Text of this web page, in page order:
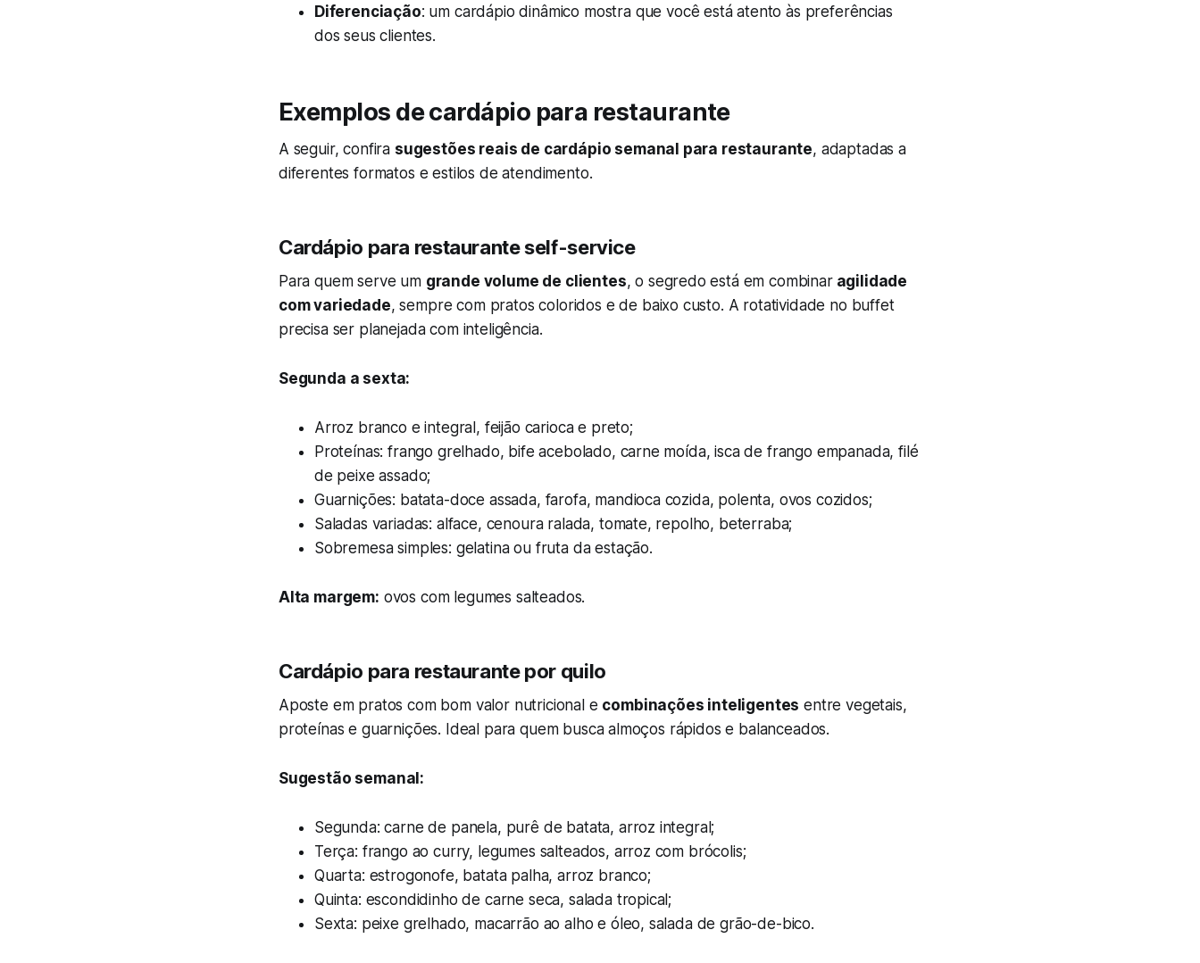
Diferenciação: um cardápio dinâmico mostra que você está atento às preferências
dos seus clientes.
Exemplos de cardápio para restaurante
A seguir, confira sugestões reais de cardápio semanal para restaurante, adaptadas a
diferentes formatos e estilos de atendimento.
Cardápio para restaurante self-service
Para quem serve um grande volume de clientes, o segredo está em combinaragilidade
com variedade, sempre com pratos coloridos e de baixo custo. A rotatividade no buffet
precisa ser planejada com inteligência.
Segunda a sexta:
Arroz branco e integral, feijão carioca e preto;
Proteínas: frango grelhado, bife acebolado, carne moída, isca de frango empanada, filé
de peixe assado;
Guarnições: batata-doce assada, farofa, mandioca cozida, polenta, ovos cozidos;
Saladas variadas: alface, cenoura ralada, tomate, repolho, beterraba;
Sobremesa simples: gelatina ou fruta da estação.
Alta margem: ovos com legumes salteados.
Cardápio para restaurante por quilo
Aposte em pratos com bom valor nutricional e combinações inteligentes entre vegetais,
proteínas e guarnições. Ideal para quem busca almoços rápidos e balanceados.
Sugestão semanal:
Segunda: carne de panela, purê de batata, arroz integral;
Terça: frango ao curry, legumes salteados, arroz com brócolis;
Quarta: estrogonofe, batata palha, arroz branco;
Quinta: escondidinho de carne seca, salada tropical;
Sexta: peixe grelhado, macarrão ao alho e óleo, salada de grão-de-bico.